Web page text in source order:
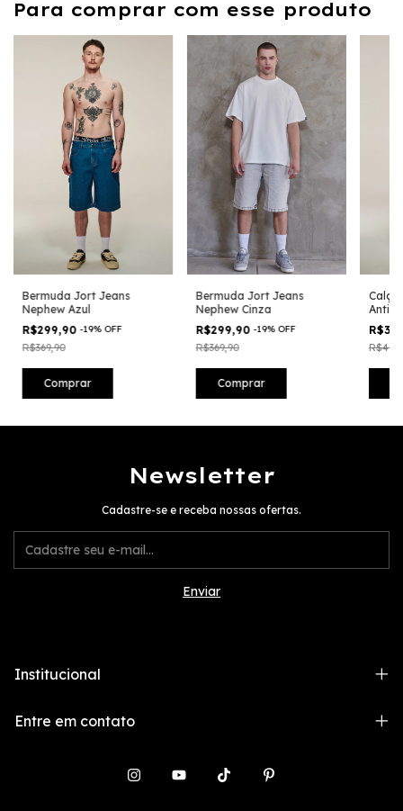
Para comprar com esse produto
Bermuda Jort Jeans
Nephew Azul
R$299,90-19% OFF
R$369,90
Comprar
Bermuda Jort Jeans
Nephew Cinza
R$299,90-19% OFF
R$369,90
Comprar
Calça
Newsletter
Cadastre-se e receba nossas ofertas.
Institucional
Entre em contato